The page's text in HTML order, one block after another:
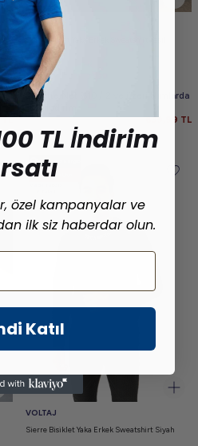
TL
VOLTAJ
Cora Bisiklet Yaka Erkek Sweatshirt Yeşil
799,99
Sepette Net %10 / 2 ve üzeri alımlarda
%20 indirim
639,99 TL
Ücretsiz Kargo
Yeni Ürün
VOLTAJ
Sierre Bisiklet Yaka Erkek Sweatshirt Siyah
TL İndirim
özel kampanyalar ve
ilk siz haberdar olun.
Katıl